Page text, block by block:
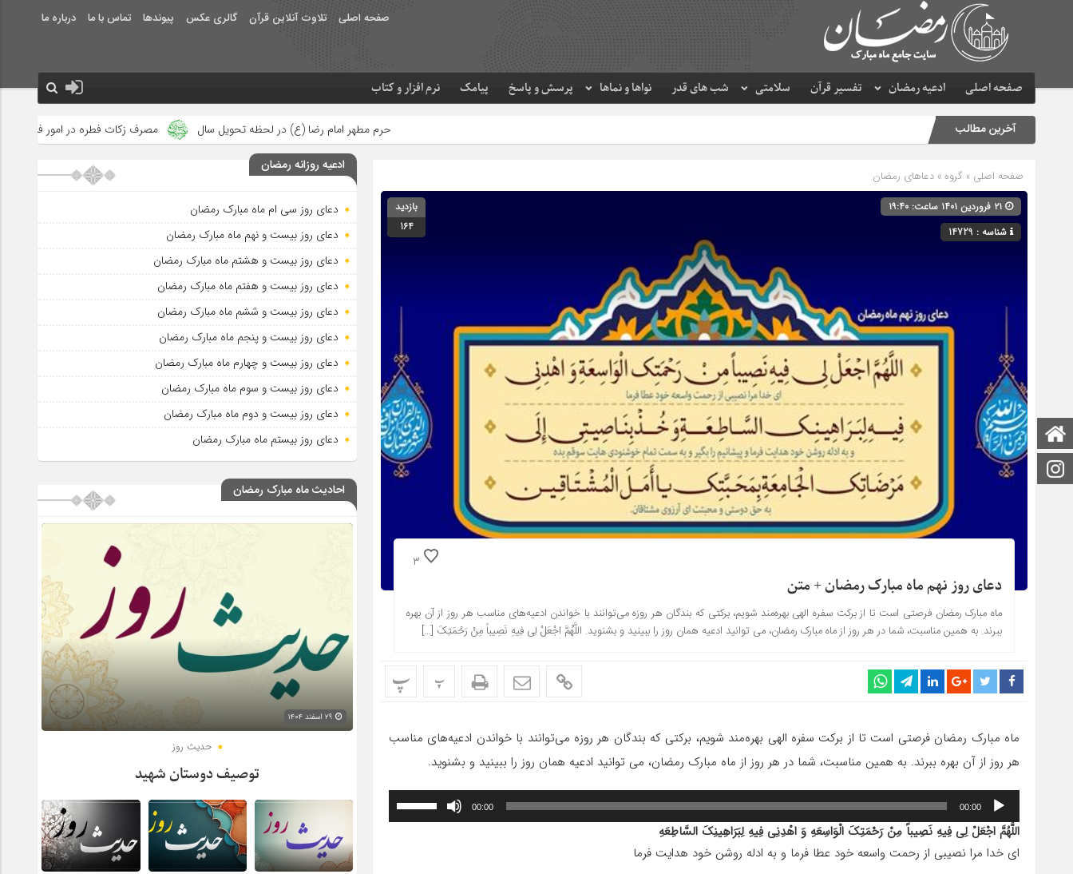
صفحه اصلی تلاوت آنلاین قرآن گالری عکس پیوندها تماس با ما درباره ما
صفحه اصلی ادعیه رمضان تفسیر قرآن سلامتی شب های قدر نواها و نماها پرسش و پاسخ پیامک نرم افزار و کتاب
صفحه اصلی
اینستاگرام
آخرین مطالب حرم مطهر امام رضا (ع) در لحظه تحویل سال مصرف زکات فطره در امور فرهنگی جلوه‌های بزرگ
صفحه اصلی » گروه » دعاهای رمضان
شناسه : 14729
بازدید
164
3
دعای روز نهم ماه مبارک رمضان + متن
ماه مبارک رمضان فرصتی است تا از برکت سفره الهی بهره‌مند شویم، برکتی که بندگان هر روزه می‌توانند با خواندن ادعیه‌های مناسب هر روز از آن بهره
ببرند. به همین مناسبت، شما در هر روز از ماه مبارک رمضان، می توانید ادعیه همان روز را ببینید و بشنوید. اللَّهُمَّ اجْعَلْ لِی فِیهِ نَصِیباً مِنْ رَحْمَتِکَ […]
پ پ
ماه مبارک رمضان فرصتی است تا از برکت سفره الهی بهره‌مند شویم، برکتی که بندگان هر روزه می‌توانند با خواندن ادعیه‌های مناسب
هر روز از آن بهره ببرند. به همین مناسبت، شما در هر روز از ماه مبارک رمضان، می توانید ادعیه همان روز را ببینید و بشنوید.
پخش‌کننده
صوت
00:00
00:00
افزایش
یا
اللَّهُمَّ اجْعَلْ لِی فِیهِ نَصِیباً مِنْ رَحْمَتِکَ الْوَاسِعَهِ وَ اهْدِنِی فِیهِ لِبَرَاهِینِکَ السَّاطِعَهِ
اى خدا مرا نصیبى از رحمت واسعه خود عطا فرما و به ادله روشن خود هدایت فرما
ادعیه روزانه رمضان
دعای روز سی ام ماه مبارک رمضان
دعای روز بیست و نهم ماه مبارک رمضان
دعای روز بیست و هشتم ماه مبارک رمضان
دعای روز بیست و هفتم ماه مبارک رمضان
دعای روز بیست و ششم ماه مبارک رمضان
دعای روز بیست و پنجم ماه مبارک رمضان
دعای روز بیست و چهارم ماه مبارک رمضان
دعای روز بیست و سوم ماه مبارک رمضان
دعای روز بیست و دوم ماه مبارک رمضان
دعای روز بیستم ماه مبارک رمضان
احادیث ماه مبارک رمضان
حدیث روز
توصیف دوستان شهید